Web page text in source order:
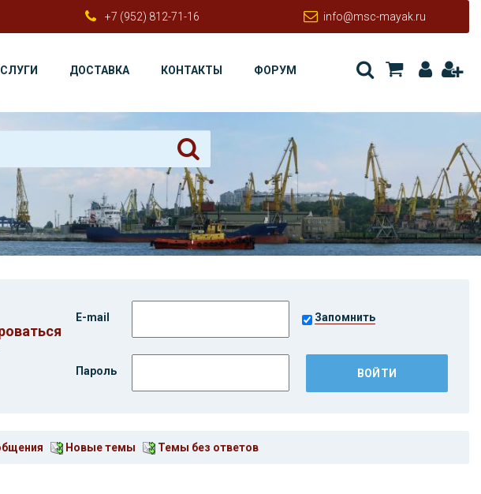
+7 (952) 812-71-16 info@msc-mayak.ru
ДОСТАВКА КОНТАКТЫ ФОРУМ
E-mail Запомнить
Пароль
Новые темы Темы без ответов